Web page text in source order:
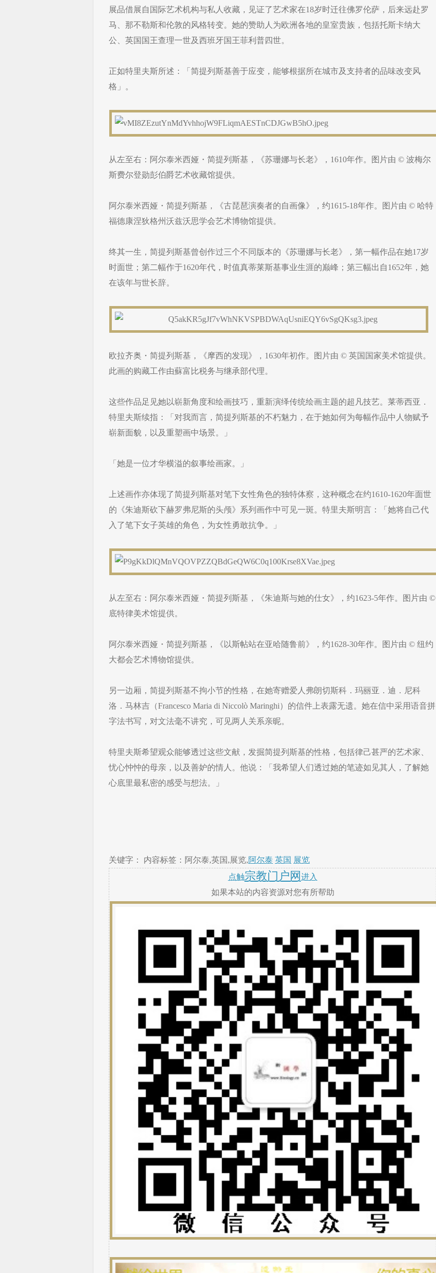
展品借展自国际艺术机构与私人收藏，见证了艺术家在18岁时迁往佛罗伦萨，后来远赴罗
马、那不勒斯和伦敦的风格转变。她的赞助人为欧洲各地的皇室贵族，包括托斯卡纳大
公、英国国王查理一世及西班牙国王菲利普四世。
正如特里夫斯所述：「简提列斯基善于应变，能够根据所在城市及支持者的品味改变风
格」。
从左至右：阿尔泰米西娅・简提列斯基，《苏珊娜与长老》，1610年作。图片由 © 波梅尔
斯费尔登勋彭伯爵艺术收藏馆提供。
阿尔泰米西娅・简提列斯基，《古琵琶演奏者的自画像》，约1615-18年作。图片由 © 哈特
福德康涅狄格州沃兹沃思学会艺术博物馆提供。
终其一生，简提列斯基曾创作过三个不同版本的《苏珊娜与长老》，第一幅作品在她17岁
时面世；第二幅作于1620年代，时值真蒂莱斯基事业生涯的巅峰；第三幅出自1652年，她
在该年与世长辞。
欧拉齐奥・简提列斯基，《摩西的发现》，1630年初作。图片由 © 英国国家美术馆提供。
此画的购藏工作由蘇富比税务与继承部代理。
这些作品足见她以崭新角度和绘画技巧，重新演绎传统绘画主题的超凡技艺。莱蒂西亚．
特里夫斯续指：「对我而言，简提列斯基的不朽魅力，在于她如何为每幅作品中人物赋予
崭新面貌，以及重塑画中场景。」
「她是一位才华横溢的叙事绘画家。」
上述画作亦体现了简提列斯基对笔下女性角色的独特体察，这种概念在约1610-1620年面世
的《朱迪斯砍下赫罗弗尼斯的头颅》系列画作中可见一斑。特里夫斯明言：「她将自己代
入了笔下女子英雄的角色，为女性勇敢抗争。」
​从左至右：阿尔泰米西娅・简提列斯基，《朱迪斯与她的仕女》，约1623-5年作。图片由 ©
底特律美术馆提供。
阿尔泰米西娅・简提列斯基，《以斯帖站在亚哈随鲁前》，约1628-30年作。图片由 © 纽约
大都会艺术博物馆提供。
另一边厢，简提列斯基不拘小节的性格，在她寄赠爱人弗朗切斯科．玛丽亚．迪．尼科
洛．马林吉（Francesco Maria di Niccolò Maringhi）的信件上表露无遗。她在信中采用语音拼
字法书写，对文法毫不讲究，可见两人关系亲昵。
特里夫斯希望观众能够透过这些文献，发掘简提列斯基的性格，包括律己甚严的艺术家、
忧心忡忡的母亲，以及善妒的情人。他说：「我希望人们透过她的笔迹如见其人，了解她
心底里最私密的感受与想法。」
关键字： 内容标签：阿尔泰,英国,展览,阿尔泰 英国 展览
点触宗教门户网 进入
如果本站的内容资源对您有所帮助